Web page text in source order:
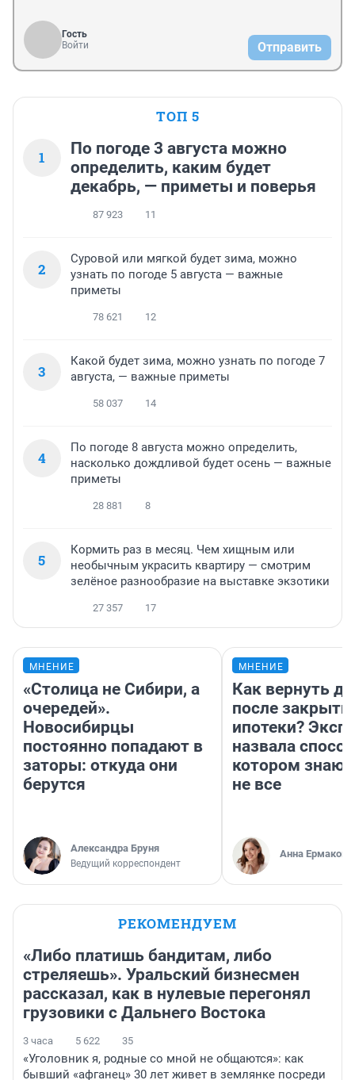
Гость
Войти
Отправить
ТОП 5
1
По погоде 3 августа можно
определить, каким будет
декабрь, — приметы и поверья
87 923 11
2
Суровой или мягкой будет зима, можно
узнать по погоде 5 августа — важные
приметы
78 621 12
3
Какой будет зима, можно узнать по погоде 7
августа, — важные приметы
58 037 14
4
По погоде 8 августа можно определить,
насколько дождливой будет осень — важные
приметы
28 881 8
5
Кормить раз в месяц. Чем хищным или
необычным украсить квартиру — смотрим
зелёное разнообразие на выставке экзотики
27 357 17
МНЕНИЕ
«Столица не Сибири, а
очередей».
Новосибирцы
постоянно попадают в
заторы: откуда они
берутся
Александра Бруня
Ведущий корреспондент
МНЕНИЕ
Как вернуть
после
ипотеки?
назвала
котором
не все
Анна Ермакова
РЕКОМЕНДУЕМ
«Либо платишь бандитам, либо
стреляешь». Уральский бизнесмен
рассказал, как в нулевые перегонял
грузовики с Дальнего Востока
3 часа 5 622 35
«Уголовник я, родные со мной не общаются»: как
бывший «афганец» 30 лет живет в землянке посреди